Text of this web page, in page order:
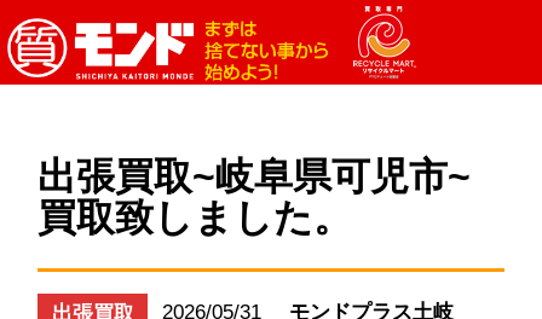
出張買取~岐阜県可児市~
買取致しました。
出張買取 2026/05/31 モンドプラス土岐